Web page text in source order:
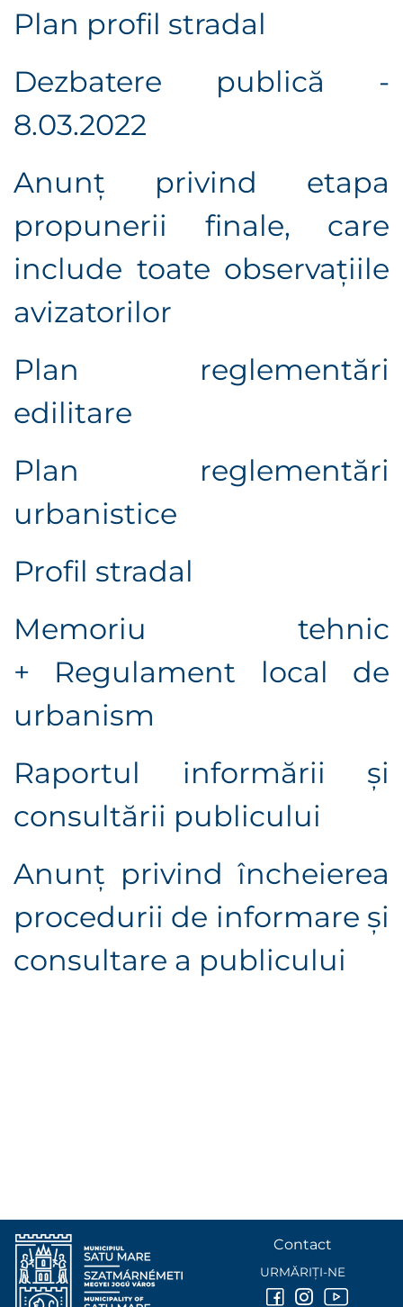
Plan profil stradal
Dezbatere publică -
8.03.2022
Anunț privind etapa
propunerii finale, care
include toate observaţiile
avizatorilor
Plan reglementări
edilitare
Plan reglementări
urbanistice
Profil stradal
Memoriu tehnic
+ Regulament local de
urbanism
Raportul informării şi
consultării publicului
Anunţ privind încheierea
procedurii de informare şi
consultare a publicului
Contact
URMĂRIȚI-NE